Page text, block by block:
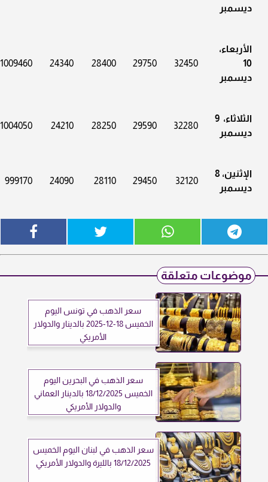
ديسمبر
الأربعاء،
10
ديسمبر
32450
29750
28400
24340
1009460
الثلاثاء، 9
ديسمبر
32280
29590
28250
24210
1004050
الإثنين، 8
ديسمبر
32120
29450
28110
24090
999170
موضوعات متعلقة
سعر الذهب في تونس اليوم
الخميس 18-12-2025 بالدينار والدولار
الأمريكي
سعر الذهب في البحرين اليوم
الخميس 18/12/2025 بالدينار العماني
والدولار الأمريكي
سعر الذهب في لبنان اليوم الخميس
18/12/2025 بالليرة والدولار الأمريكي